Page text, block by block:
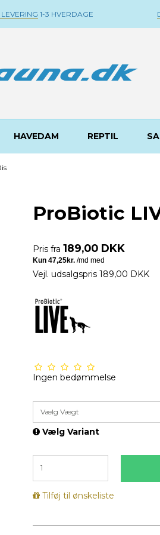
1-3 HVERDAGE
HAVEDAM REPTIL
ProBiotic
Pris fra 189,00 DKK
Vejl. udsalgspris 189,00 DKK
Ingen bedømmelse
Vælg Vægt
Vælg Variant
Tilføj til ønskeliste